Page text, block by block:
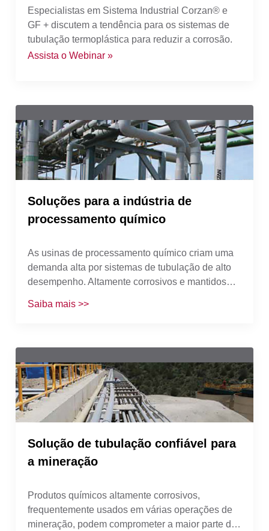
Especialistas em Sistema Industrial Corzan® e
GF + discutem a tendência para os sistemas de
tubulação termoplástica para reduzir a corrosão.
Assista o Webinar »
Soluções para a indústria de
processamento químico
As usinas de processamento químico criam uma
demanda alta por sistemas de tubulação de alto
desempenho. Altamente corrosivos e mantidos
sofrem maiores riscos de corrosão.
Saiba mais >>
Solução de tubulação confiável para
a mineração
Produtos químicos altamente corrosivos,
frequentemente usados em várias operações de
mineração, podem comprometer a maior parte dos